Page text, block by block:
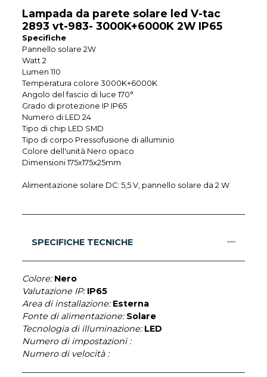
Lampada da parete solare led V-tac
2893 vt-983- 3000K+6000K 2W IP65
Specifiche
Pannello solare 2W
Watt 2
Lumen 110
Temperatura colore 3000K+6000K
Angolo del fascio di luce 170°
Grado di protezione IP IP65
Numero di LED 24
Tipo di chip LED SMD
Tipo di corpo Pressofusione di alluminio
Colore dell'unità Nero opaco
Dimensioni 175x175x25mm
Alimentazione solare DC: 5,5 V, pannello solare da 2 W
SPECIFICHE TECNICHE
Colore: Nero
Valutazione IP: IP65
Area di installazione: Esterna
Fonte di alimentazione: Solare
Tecnologia di illuminazione: LED
Numero di impostazioni :
Numero di velocità :